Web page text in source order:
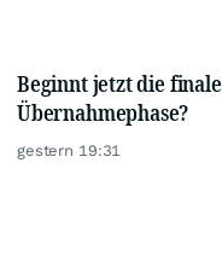
Beginnt jetzt die finale
Übernahmephase?
gestern 19:31